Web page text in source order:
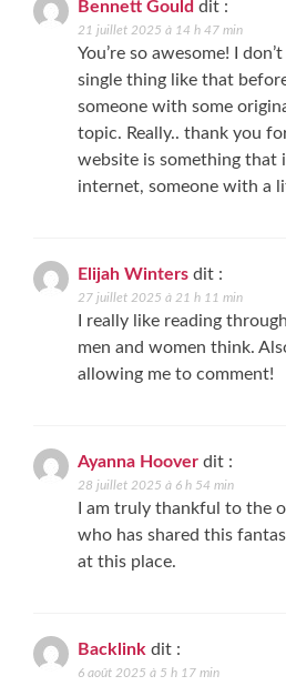
Bennett Gould dit :
21 juillet 2025 à 14 h 47 min
You’re so awesome! I
single thing like that
someone with some
topic. Really.. thank you
website is something that
internet, someone with a
Elijah Winters dit :
27 juillet 2025 à 21 h 11 min
I really like reading
men and women think.
allowing me to comment!
Ayanna Hoover dit :
28 juillet 2025 à 6 h 54 min
I am truly thankful to the
who has shared this
at this place.
Backlink dit :
6 août 2025 à 5 h 17 min